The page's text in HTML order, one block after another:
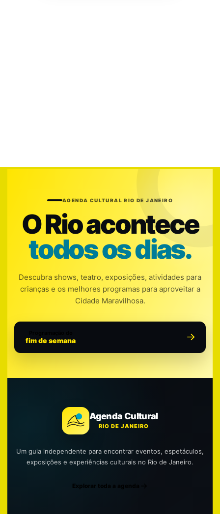
AGENDA CULTURAL RIO DE JANEIRO
O Rio acontece
todos os dias.
Descubra shows, teatro, exposições, atividades para
crianças e os melhores programas para aproveitar a
Cidade Maravilhosa.
fim de semana
Agenda Cultural
RIO DE JANEIRO
Um guia independente para encontrar eventos, espetáculos,
exposições e experiências culturais no Rio de Janeiro.
Explorar toda a agenda